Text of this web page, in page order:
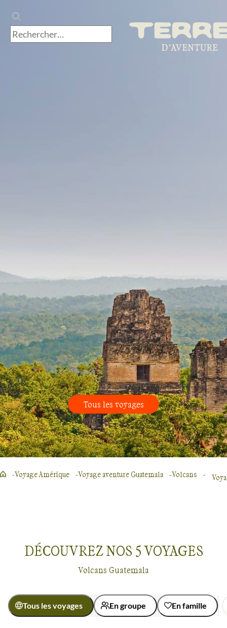
Tous les voyages
Voyage Amérique Voyage aventure Guatemala Volcans
DÉCOUVREZ NOS 5VOYAGES
Volcans Guatemala
Tous les voyages En groupe En famille